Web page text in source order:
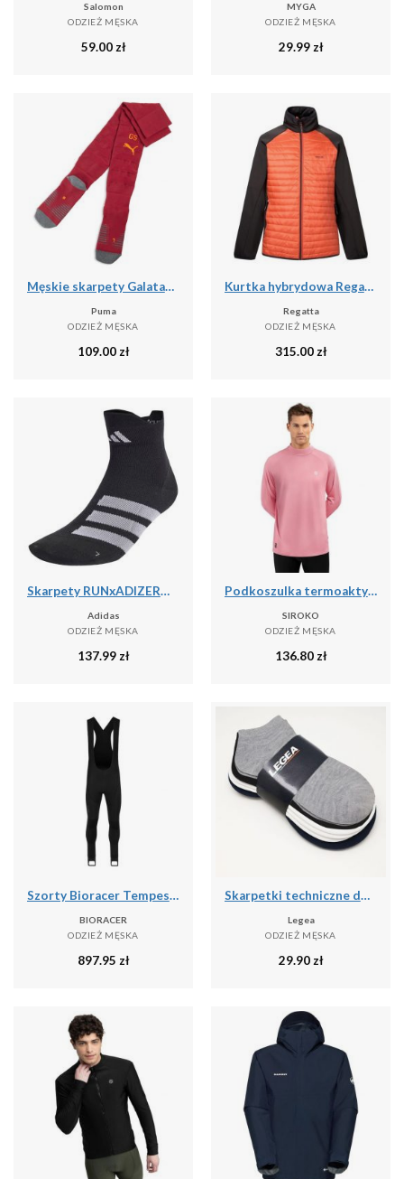
Salomon
ODZIEŻ MĘSKA
59.00zł
MYGA
ODZIEŻ MĘSKA
29.99zł
Męskie skarpety Galatasaray SK 25/26 PUMA
Puma
ODZIEŻ MĘSKA
109.00zł
Kurtka hybrydowa Regatta Clumber
Regatta
ODZIEŻ MĘSKA
315.00zł
Skarpety RUNxADIZERO 1 Pair
Adidas
ODZIEŻ MĘSKA
137.99zł
Podkoszulka termoaktywna do sportów zimowych męska SLUSH
SIROKO
ODZIEŻ MĘSKA
136.80zł
Szorty Bioracer Tempest Protect Pixel
BIORACER
ODZIEŻ MĘSKA
897.95 zł
Skarpetki techniczne do treningu Ghost - 5 par wielokolorowych
Legea
ODZIEŻ MĘSKA
29.90zł